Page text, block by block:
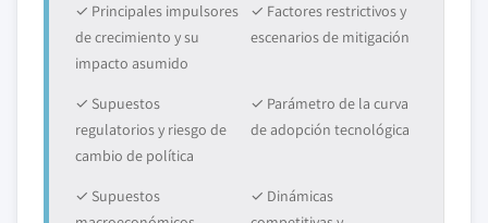
✓ Principales impulsores
de crecimiento y su
impacto asumido
✓ Factores restrictivos y
escenarios de mitigación
✓ Supuestos
regulatorios y riesgo de
cambio de política
✓ Parámetro de la curva
de adopción tecnológica
✓ Supuestos
✓ Dinámicas